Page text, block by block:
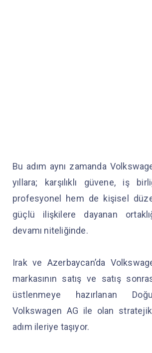
Bu adım aynı zamanda
yıllara; karşılıklı güvene, iş
profesyonel hem de kişisel
güçlü ilişkilere dayanan
devamı niteliğinde.
Irak ve Azerbaycan’da
markasının satış ve satış
üstlenmeye hazırlanan
Volkswagen AG ile olan stratejik
adım ileriye taşıyor.